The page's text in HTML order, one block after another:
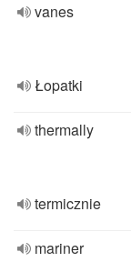
vanes
Łopatki
thermally
termicznie
mariner